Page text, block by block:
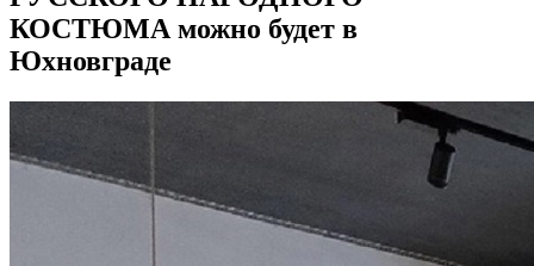
КОСТЮМА можно будет в
Юхновграде